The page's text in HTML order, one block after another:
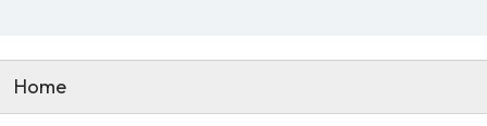
Home